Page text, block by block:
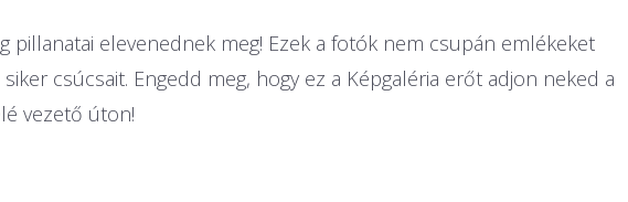
pillanatai elevenednek meg! Ezek a fotók nem csupán emlékeket
csúcsait. Engedd meg, hogy ez a Képgaléria erőt adjon neked a
vezető úton!